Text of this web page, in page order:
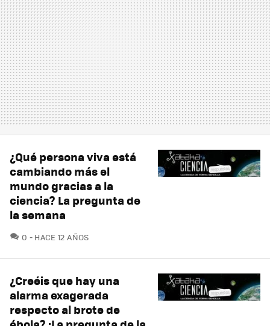
¿Qué persona viva está
cambiando más el
mundo gracias a la
ciencia? La pregunta de
la semana
0 COMENTARIOS
HACE 12 AÑOS
¿Creéis que hay una
alarma exagerada
respecto al brote de